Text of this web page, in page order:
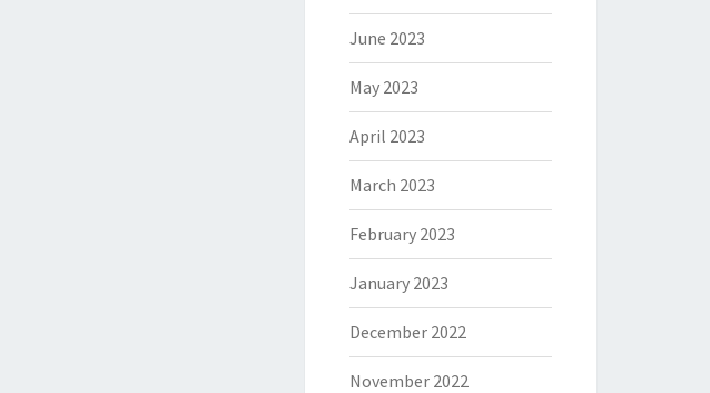
June 2023
May 2023
April 2023
March 2023
February 2023
January 2023
December 2022
November 2022